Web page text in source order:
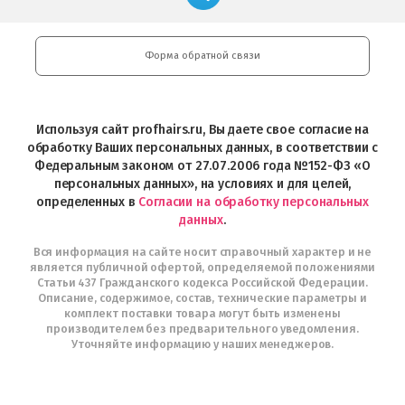
Play
Professional
и
Интернет-
Telegram
Форма обратной связи
Используя сайт profhairs.ru, Вы даете свое согласие на
обработку Ваших персональных данных, в соответствии с
Федеральным законом от 27.07.2006 года №152-ФЗ «О
персональных данных», на условиях и для целей,
определенных в Согласии на обработку персональных
данных.
Вся информация на сайте носит справочный характер и не
является публичной офертой, определяемой положениями
Статьи 437 Гражданского кодекса Российской Федерации.
Описание, содержимое, состав, технические параметры и
комплект поставки товара могут быть изменены
производителем без предварительного уведомления.
Уточняйте информацию у наших менеджеров.